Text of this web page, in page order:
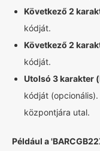
Következő 2
kódját.
Következő 2
kódját.
Utolsó 3 karakter
kódját
központjára utal.
Például a